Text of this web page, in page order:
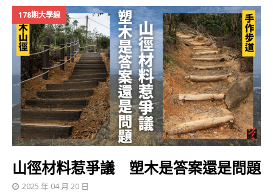
178期大學線
山徑材料惹爭議 塑木是答案還是問題
2025 年 04 月 20 日